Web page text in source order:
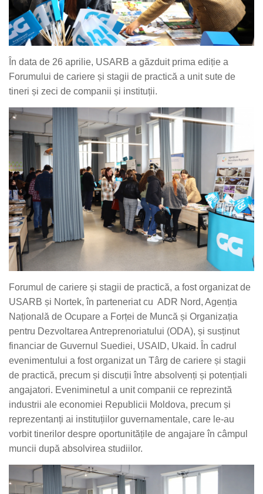
În data de 26 aprilie, USARB a găzduit prima ediție a
Forumului de cariere și stagii de practică a unit sute de
tineri și zeci de companii și instituții.
Forumul de cariere și stagii de practică, a fost organizat de
USARB și Nortek, în parteneriat cu ADR Nord, Agenția
Națională de Ocupare a Forței de Muncă și Organizația
pentru Dezvoltarea Antreprenoriatului (ODA), și susținut
financiar de Guvernul Suediei, USAID, Ukaid. În cadrul
evenimentului a fost organizat un Târg de cariere și stagii
de practică, precum și discuții între absolvenți și potențiali
angajatori. Eveniminetul a unit companii ce reprezintă
industrii ale economiei Republicii Moldova, precum și
reprezentanți ai instituțiilor guvernamentale, care le-au
vorbit tinerilor despre oportunitățile de angajare în câmpul
muncii după absolvirea studiilor.